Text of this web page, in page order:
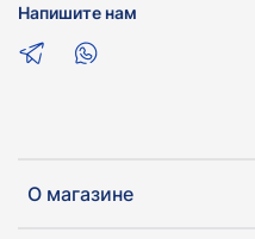
О магазине
Напишите нам